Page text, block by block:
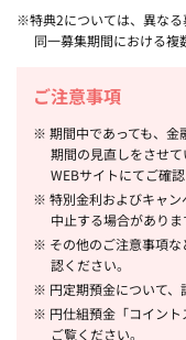
※特典2については、異なる
同一募集期間における複
ご注意事項
※ 期間中であっても、金
期間の見直しをさせ
WEBサイトにてご確認
※ 特別金利およびキャン
中止する場合がありま
※ その他のご注意事項な
認ください。
※ 円定期預金について、
※ 円仕組預金「コイント
ご覧ください。